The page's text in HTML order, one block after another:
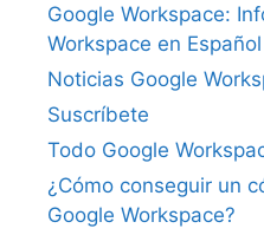
Google Workspace:
Workspace en Español
Noticias Google
Suscríbete
Todo Google
¿Cómo conseguir un
Google Workspace?